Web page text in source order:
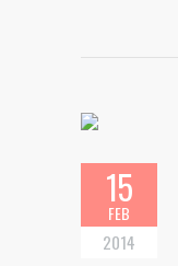
15
FEB
2014